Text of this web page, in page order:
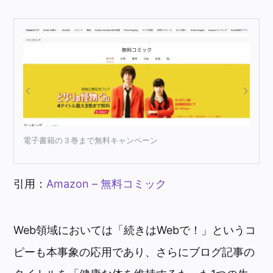
電子書籍の３巻まで無料キャンペーン
引用：Amazon – 無料コミック
Web領域においては「続きはWebで！」というコ
ピーも本事象の応用であり、さらにブログ記事の